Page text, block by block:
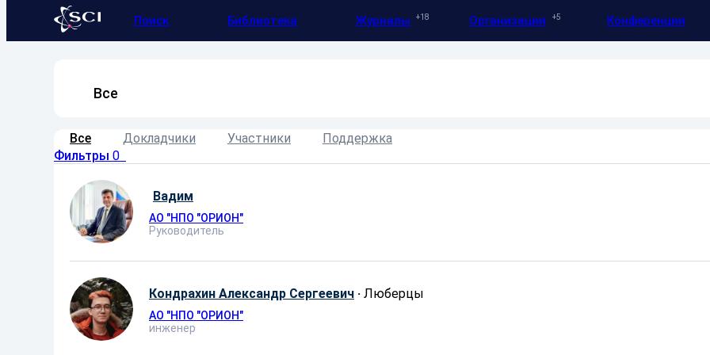
Поиск Библиотека Журналы 18 Организации 5 Конференции
Все
Все Докладчики Участники Поддержка
Фильтры 0
Вадим
АО ″НПО ″ОРИОН″
Руководитель
Кондрахин Александр Сергеевич · Люберцы
АО ″НПО ″ОРИОН″
инженер